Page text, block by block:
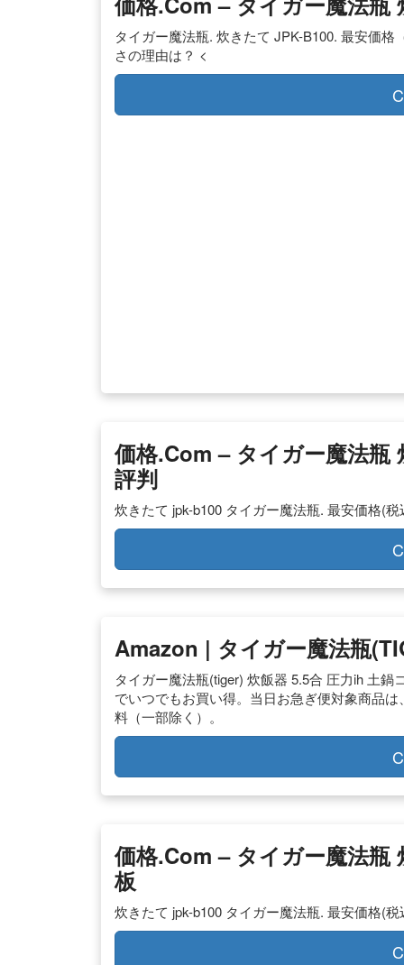
タイガー魔法瓶. 炊きたて JPK-B100. 最安価
さの理由は？ <
価格.com – タイガー魔法瓶
評判
炊きたて jpk-b100 タイガー魔法瓶. 最安価格(
Amazon | タイガー魔法瓶
タイガー魔法瓶(tiger) 炊飯器 5.5合 圧力ih 土
でいつでもお買い得。当日お急ぎ便対象商品
料（一部除く）。
価格.com – タイガー魔法瓶
板
炊きたて jpk-b100 タイガー魔法瓶. 最安価格(